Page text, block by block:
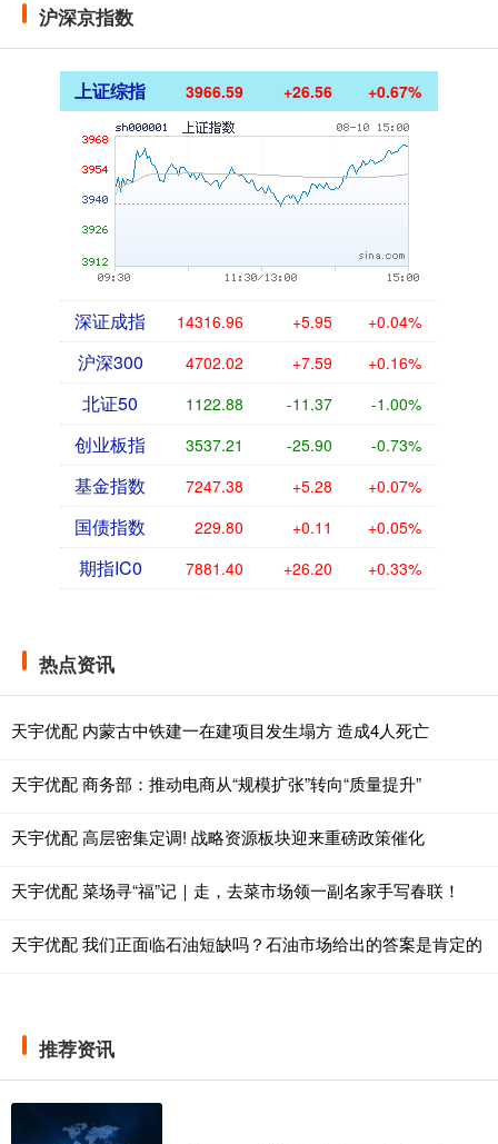
沪深京指数
上证综指 3966.59 +26.56 +0.67%
深证成指 14316.96 +5.95 +0.04%
沪深300 4702.02 +7.59 +0.16%
北证50 1122.88 -11.37 -1.00%
创业板指 3537.21 -25.90 -0.73%
基金指数 7247.38 +5.28 +0.07%
国债指数 229.80 +0.11 +0.05%
期指IC0 7881.40 +26.20 +0.33%
热点资讯
天宇优配 内蒙古中铁建一在建项目发生塌方 造成4人死亡
天宇优配 商务部：推动电商从“规模扩张”转向“质量提升”
天宇优配 高层密集定调! 战略资源板块迎来重磅政策催化
天宇优配 菜场寻“福”记｜走，去菜市场领一副名家手写春联！
天宇优配 我们正面临石油短缺吗？石油市场给出的答案是肯定的
推荐资讯